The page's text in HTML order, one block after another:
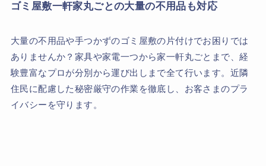
ゴミ屋敷一軒家丸ごとの大量の不用品も対応
大量の不用品や手つかずのゴミ屋敷の片付けでお困りでは
ありませんか？家具や家電一つから家一軒丸ごとまで、経
験豊富なプロが分別から運び出しまで全て行います。近隣
住民に配慮した秘密厳守の作業を徹底し、お客さまのプラ
イバシーを守ります。